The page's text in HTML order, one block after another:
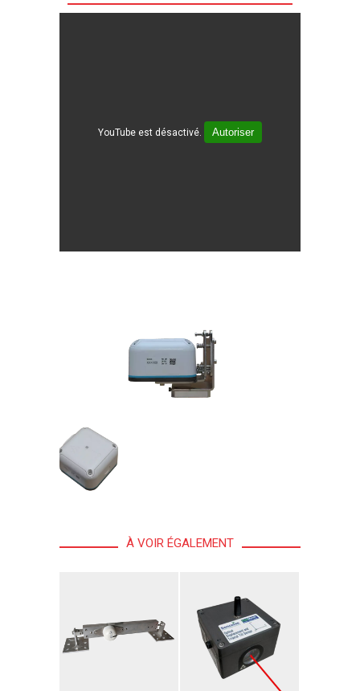
YouTube est désactivé. Autoriser
À VOIR ÉGALEMENT